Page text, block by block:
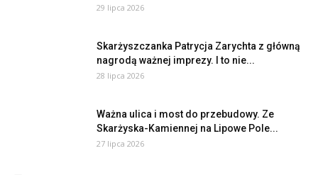
29 lipca 2026
Skarżyszczanka Patrycja Zarychta z główną
nagrodą ważnej imprezy. I to nie...
28 lipca 2026
Ważna ulica i most do przebudowy. Ze
Skarżyska-Kamiennej na Lipowe Pole...
27 lipca 2026